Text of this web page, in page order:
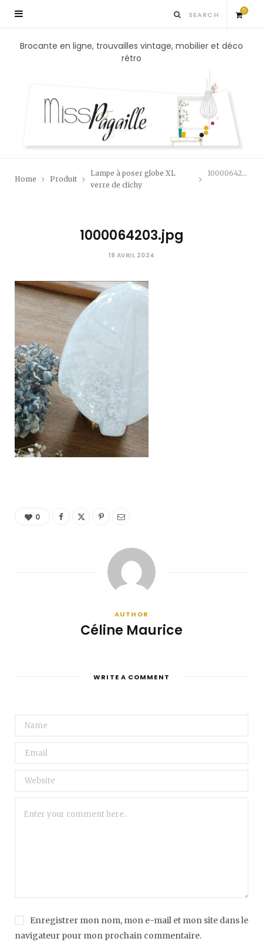
0
S
p
Brocante en ligne, trouvailles vintage, mobilier et déco
rétro
Home Produit
Lampe à poser globe XL
verre de clichy
1000064203.jpg
1000064203.jpg
19 AVRIL 2024
0
AUTHOR
Céline Maurice
WRITE A COMMENT
Enregistrer mon nom, mon e-mail et mon site dans le
navigateur pour mon prochain commentaire.